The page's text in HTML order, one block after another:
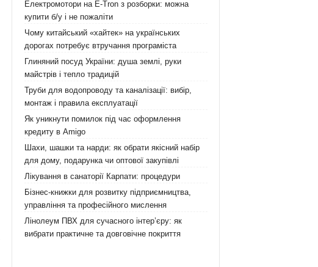
Електромотори на E-Tron з розборки: можна
купити б/у і не пожаліти
Чому китайський «хайтек» на українських
дорогах потребує втручання програміста
Глиняний посуд України: душа землі, руки
майстрів і тепло традицій
Труби для водопроводу та каналізації: вибір,
монтаж і правила експлуатації
Як уникнути помилок під час оформлення
кредиту в Amigo
Шахи, шашки та нарди: як обрати якісний набір
для дому, подарунка чи оптової закупівлі
Лікування в санаторії Карпати: процедури
Бізнес-книжки для розвитку підприємництва,
управління та професійного мислення
Лінолеум ПВХ для сучасного інтер’єру: як
вибрати практичне та довговічне покриття